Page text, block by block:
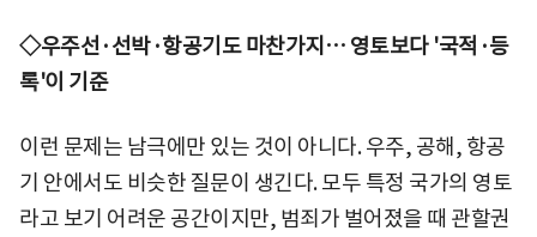
◇우주선·선박·항공기도 마찬가지… 영토보다 '국적·등
록'이 기준
이런 문제는 남극에만 있는 것이 아니다. 우주, 공해, 항공
기 안에서도 비슷한 질문이 생긴다. 모두 특정 국가의 영토
라고 보기 어려운 공간이지만, 범죄가 벌어졌을 때 관할권